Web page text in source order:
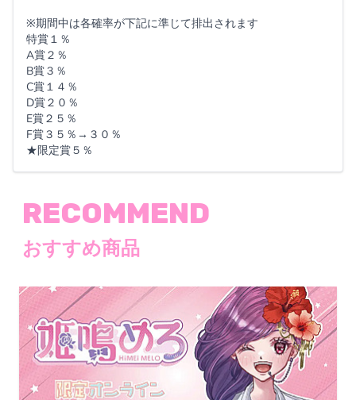
※期間中は各確率が下記に準じて排出されます
特賞１％
A賞２％
B賞３％
C賞１４％
D賞２０％
E賞２５％
F賞３５％→３０％
★限定賞５％
RECOMMEND
おすすめ商品